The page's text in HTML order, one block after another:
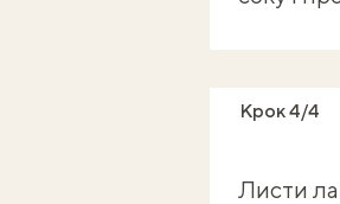
Крок 4/4
Листи